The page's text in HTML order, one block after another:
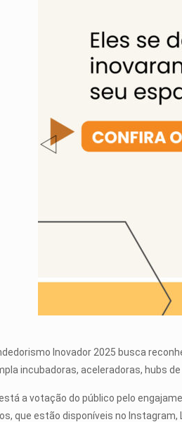
Inovador 2025 busca
incubadoras, aceleradoras, hubs
a votação do público pelo
que estão disponíveis no